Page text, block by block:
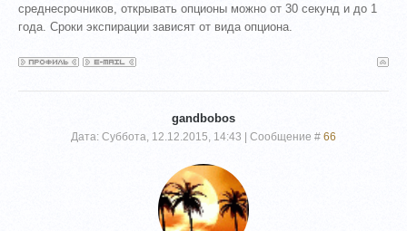
среднесрочников, открывать опционы можно от 30 секунд и до 1
года. Сроки экспирации зависят от вида опциона.
gandbobos
Дата: Суббота, 12.12.2015, 14:43 | Сообщение # 66